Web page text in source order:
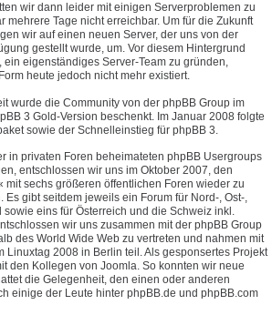
wir dann leider mit einigen Serverproblemen zu
mehrere Tage nicht erreichbar. Um für die Zukunft
wir auf einen neuen Server, der uns von der
gestellt wurde, um. Vor diesem Hintergrund
eigenständiges Server-Team zu gründen,
heute jedoch nicht mehr existiert.
wurde die Community von der phpBB Group im
3 Gold-Version beschenkt. Im Januar 2008 folgte
sowie der Schnelleinstieg für phpBB 3.
in privaten Foren beheimateten phpBB Usergroups
entschlossen wir uns im Oktober 2007, den
mit sechs größeren öffentlichen Foren wieder zu
Es gibt seitdem jeweils ein Forum für Nord-, Ost-,
eins für Österreich und die Schweiz inkl.
wir uns zusammen mit der phpBB Group
des World Wide Web zu vertreten und nahmen mit
Linuxtag 2008 in Berlin teil. Als gesponsertes Projekt
den Kollegen von Joomla. So konnten wir neue
die Gelegenheit, den einen oder anderen
einige der Leute hinter phpBB.de und phpBB.com